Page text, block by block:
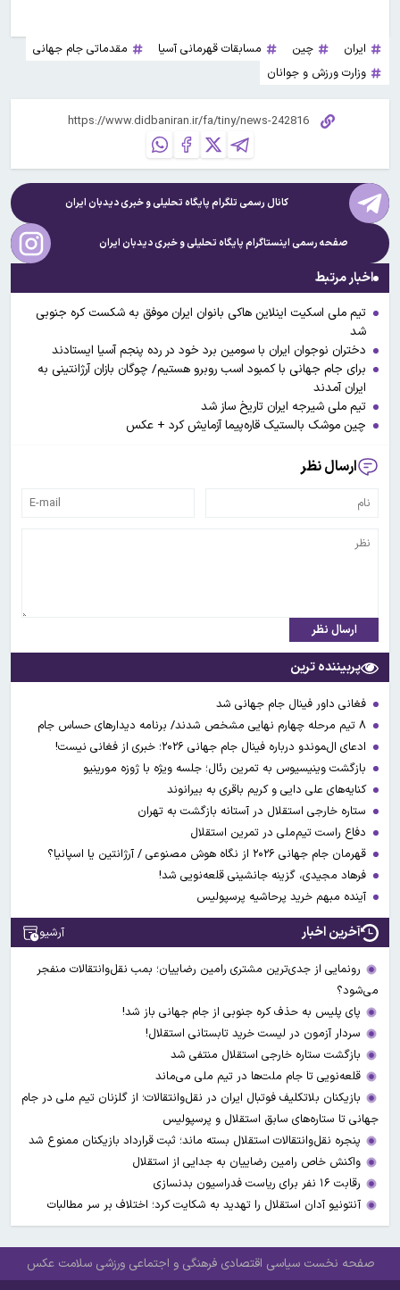
ایران چین مسابقات قهرمانی آسیا
مقدماتی جام جهانی
وزارت ورزش و جوانان
کانال رسمی تلگرام پایگاه تحلیلی و خبریدیدبان ایران
صفحه رسمی اینستاگرام پایگاه تحلیلی و خبریدیدبان ایران
اخبار مرتبط
تیم ملی اسکیت اینلاین هاکی بانوان ایران موفق به شکست کره جنوبی
شد‌
دختران نوجوان ایران با سومین برد خود در رده پنجم آسیا ایستادند
برای جام جهانی با کمبود اسب روبرو هستیم/ چوگان بازان آرژانتینی به
ایران آمدند
تیم ملی شیرجه ایران تاریخ ساز شد
چین موشک بالستیک قاره‌پیما آزمایش کرد + عکس
ارسال نظر
ارسال نظر
پربیننده ترین
فغانی داور فینال جام جهانی شد
ادعای ال‌‍موندو درباره فینال جام جهانی ۲۰۲۶؛ خبری از فغانی نیست!
بازگشت وینیسیوس به تمرین رئال؛ جلسه ویژه با ژوزه مورینیو
کنایه‌های علی دایی و کریم باقری به بیرانوند
ستاره خارجی استقلال در آستانه بازگشت به تهران
دفاع راست تیم‌ملی در تمرین استقلال
قهرمان جام جهانی ۲۰۲۶ از نگاه هوش مصنوعی / آرژانتین یا اسپانیا؟
فرهاد مجیدی، گزینه جانشینی قلعه‌نویی شد!
آینده مبهم خرید پرحاشیه پرسپولیس
آخرین اخبار آرشیو
رونمایی از جدی‌ترین مشتری رامین رضاییان؛ بمب نقل‌وانتقالات منفجر
می‌شود؟
پای پلیس به حذف کره جنوبی از جام جهانی باز شد!
سردار آزمون در لیست خرید تابستانی استقلال!
بازگشت ستاره خارجی استقلال منتفی شد
قلعه‌نویی تا جام ملت‌ها در تیم ملی می‌ماند
بازیکنان بلاتکلیف فوتبال ایران در نقل‌وانتقالات؛ از گلزنان تیم ملی در جام
جهانی تا ستاره‌های سابق استقلال و پرسپولیس
پنجره نقل‌وانتقالات استقلال بسته ماند؛ ثبت قرارداد بازیکنان ممنوع شد
واکنش خاص رامین رضاییان به جدایی از استقلال
رقابت ۱۶ نفر برای ریاست فدراسیون بدنسازی
آنتونیو آدان استقلال را تهدید به شکایت کرد؛ اختلاف بر سر مطالبات
صفحه نخست سیاسی اقتصادی فرهنگی و اجتماعی ورزشی سلامت عکس